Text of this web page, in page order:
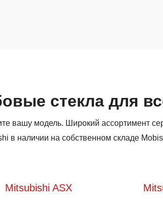
стекла для
вашу модель. Широкий ассортимент
в наличии на собственном складе
Mitsubishi ASX